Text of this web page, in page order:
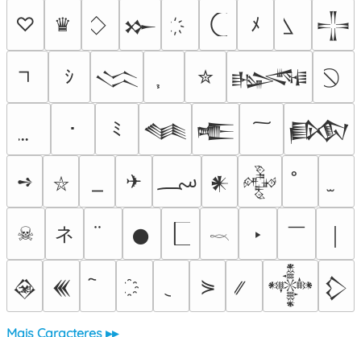
♡ ♛ 𒁍 ﾒ 𒋲
ｼ 𒈱 ✮ 𒈙
･ ﾐ 𒈝 𒍫 𒁃
➺ ⛥ ✈ ؄ 𒀭 𒅒
☠ ネ 𒊹 𓎖 ‣ ￣
𒊲 𒌍 ⋟ 𒀱 𒁷
Mais Caracteres ▸▸